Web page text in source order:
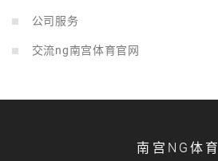
公司服务
交流ng南宫体育官网
南宫NG体育